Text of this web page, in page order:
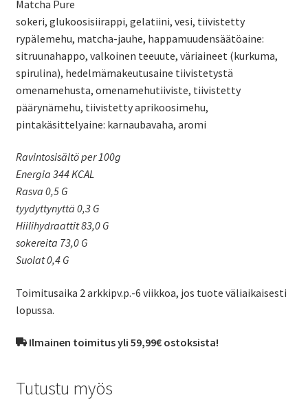
Matcha Pure
sokeri, glukoosisiirappi, gelatiini, vesi, tiivistetty
rypälemehu, matcha-jauhe, happamuudensäätöaine:
sitruunahappo, valkoinen teeuute, väriaineet (kurkuma,
spirulina), hedelmämakeutusaine tiivistetystä
omenamehusta, omenamehutiiviste, tiivistetty
päärynämehu, tiivistetty aprikoosimehu,
pintakäsittelyaine: karnaubavaha, aromi
Ravintosisältö per 100g
Energia 344 KCAL
Rasva 0,5 G
tyydyttynyttä 0,3 G
Hiilihydraattit 83,0 G
sokereita 73,0 G
Suolat 0,4 G
Toimitusaika 2 arkkipv.p.-6 viikkoa, jos tuote väliaikaisesti
lopussa.
Ilmainen toimitus yli 59,99€ ostoksista!
Tutustu myös